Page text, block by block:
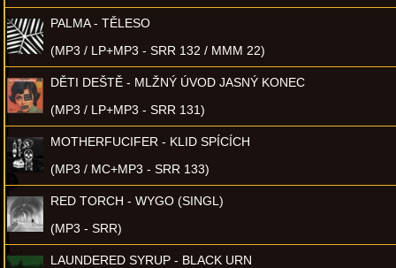
PALMA - TĚLESO
(MP3 / LP+MP3 - SRR 132 / MMM 22)
DĚTI DEŠTĚ - MLŽNÝ ÚVOD JASNÝ KONEC
(MP3 / LP+MP3 - SRR 131)
MOTHERFUCIFER - KLID SPÍCÍCH
(MP3 / MC+MP3 - SRR 133)
RED TORCH - WYGO (SINGL)
(MP3 - SRR)
LAUNDERED SYRUP - BLACK URN